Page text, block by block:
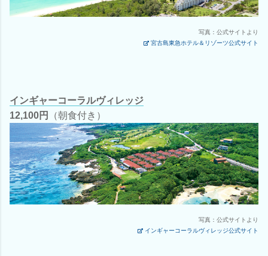
写真：公式サイトより
宮古島東急ホテル＆リゾーツ公式サイト
インギャーコーラルヴィレッジ
12,100円
（朝食付き）
写真：公式サイトより
インギャーコーラルヴィレッジ公式サイト